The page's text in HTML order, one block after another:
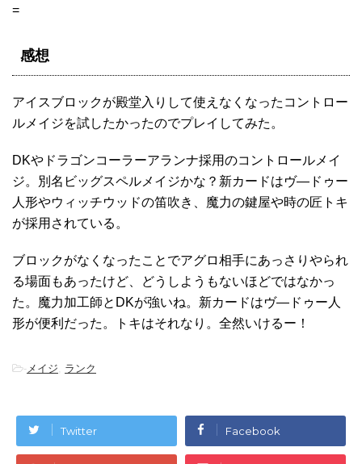
=
感想
アイスブロックが殿堂入りして使えなくなったコントロー
ルメイジを試したかったのでプレイしてみた。
DKやドラゴンコーラーアランナ採用のコントロールメイ
ジ。別名ビッグスペルメイジかな？新カードはヴ―ドゥー
人形やウィッチウッドの笛吹き、魔力の鍵屋や時の匠トキ
が採用されている。
ブロックがなくなったことでアグロ相手にあっさりやられ
る場面もあったけど、どうしようもないほどではなかっ
た。魔力加工師とDKが強いね。新カードはヴ―ドゥー人
形が便利だった。トキはそれなり。全然いけるー！
-メイジ, ランク
Twitter Facebook